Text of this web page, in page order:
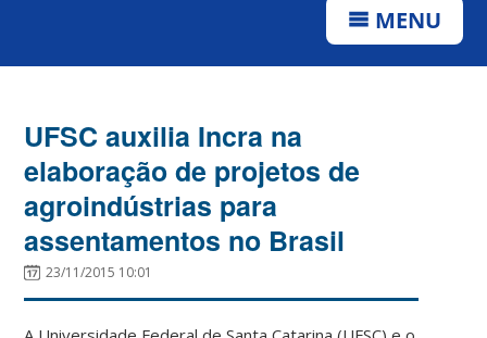
MENU
UFSC auxilia Incra na
elaboração de projetos de
agroindústrias para
assentamentos no Brasil
23/11/2015 10:01